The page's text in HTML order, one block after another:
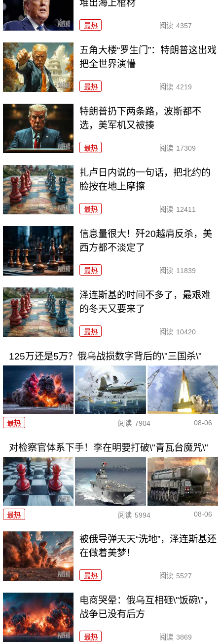
堆出海上棺材
最热 阅读 4357
五角大楼“罗生门”：特朗普这出戏
把全世界演懵
最热 阅读 4219
特朗普扔下两条路，波斯都不
选，美军机又被揍
最热 阅读 17309
扎卢日内说的一句话，把北约的
脸按在地上摩擦
最热 阅读 12411
信息量很大！歼20越肩反杀，美
西方都不淡定了
最热 阅读 11839
泽连斯基的时间不多了，最艰难
的冬天又要来了
最热 阅读 10420
125万还是5万？俄乌战损数字背后的\"三国杀\"
最热 阅读 7904 08-06
对检察官体系下手！李在明要打破\"青瓦台魔咒\"
最热 阅读 5994 08-06
被俄导弹天天“洗地”，泽连斯基还
在做着美梦！
最热 阅读 5527
电商哭晕：俄乌互相砸\"饭碗\"，
战争已没有后方
最热 阅读 3869